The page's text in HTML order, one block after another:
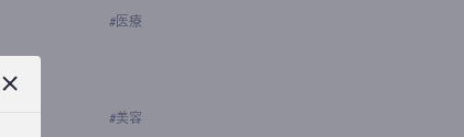
# 医療
者）
#美容